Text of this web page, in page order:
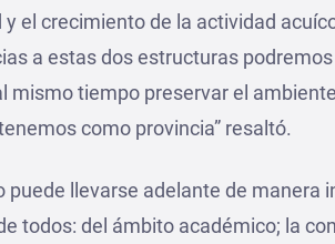
el crecimiento de la actividad
a estas dos estructuras
mismo tiempo preservar el
como provincia” resaltó.
puede llevarse adelante de manera
todos: del ámbito académico; la